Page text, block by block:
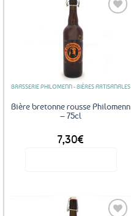
BRASSERIE PHILOMENN - BIÈRES ARTISANALES
Bière bretonne rousse Philomenn
– 75cl
7,30€